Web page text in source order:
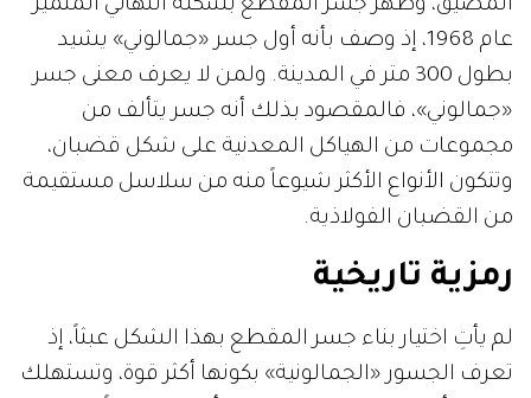
المضيق، وظهر جسر المقطع بشكله النهائي المتميز
عام 1968، إذ وصف بأنه أول جسر «جمالوني» يشيد
بطول 300 متر في المدينة. ولمن لا يعرف معنى جسر
«جمالوني»، فالمقصود بذلك أنه جسر يتألف من
مجموعات من الهياكل المعدنية على شكل قضبان،
وتتكون الأنواع الأكثر شيوعاً منه من سلاسل مستقيمة
من القضبان الفولاذية.
رمزية تاريخية
لم يأتِ اختيار بناء جسر المقطع بهذا الشكل عبثاً، إذ
تعرف الجسور «الجمالونية» بكونها أكثر قوة، وتستهلك